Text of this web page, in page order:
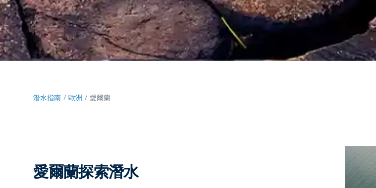
潛水指南 歐洲 愛爾蘭
愛爾蘭探索潛水